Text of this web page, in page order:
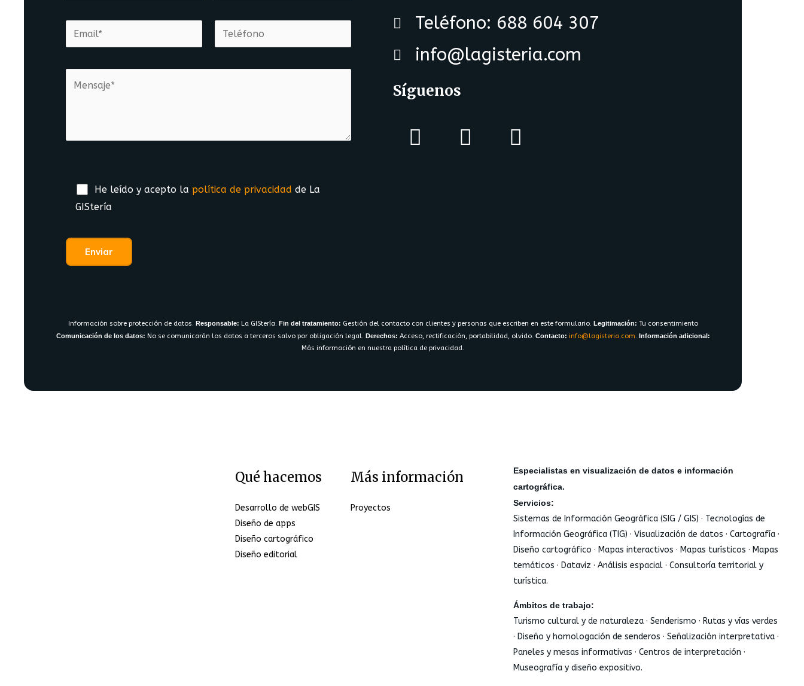
He leído y acepto la política de privacidad de La
GIStería
Teléfono: 688 604 307
info@lagisteria.com
Síguenos
Información sobre protección de datos. Responsable: La GIStería. Fin del tratamiento: Gestión del contacto con clientes y personas que escriben en este formulario. Legitimación: Tu consentimiento
Comunicación de los datos: No se comunicarán los datos a terceros salvo por obligación legal. Derechos: Acceso, rectificación, portabilidad, olvido. Contacto: info@lagisteria.com. Información adicional:
Más información en nuestra política de privacidad.
Qué hacemos
Desarrollo de webGIS
Diseño de apps
Diseño cartográfico
Diseño editorial
Más información
Proyectos
Especialistas en visualización de datos e información
cartográfica.
Servicios:
Sistemas de Información Geográfica (SIG / GIS) · Tecnologías de
Información Geográfica (TIG) · Visualización de datos · Cartografía ·
Diseño cartográfico · Mapas interactivos · Mapas turísticos · Mapas
temáticos · Dataviz · Análisis espacial · Consultoría territorial y
turística.
Ámbitos de trabajo:
Turismo cultural y de naturaleza · Senderismo · Rutas y vías verdes
· Diseño y homologación de senderos · Señalización interpretativa ·
Paneles y mesas informativas · Centros de interpretación ·
Museografía y diseño expositivo.